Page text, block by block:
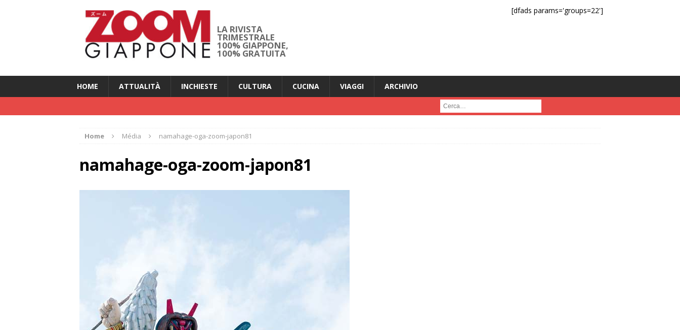
LA RIVISTA
TRIMESTRALE
100% GIAPPONE,
100% GRATUITA
[dfads params='groups=22']
HOME ATTUALITÀ INCHIESTE CULTURA CUCINA VIAGGI
ARCHIVIO
Cerca :
Home Média namahage-oga-zoom-japon81
namahage-oga-zoom-japon81